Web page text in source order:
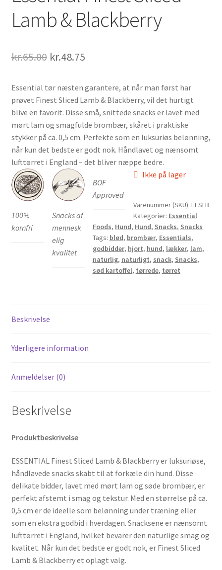
Lamb & Blackberry
kr.65.00 Den
pris
var:
kr.65.00.
kr.48.75Den
pris
er:
kr.48.75.
Essential tør næsten garantere, at når man først har
prøvet Finest Sliced Lamb & Blackberry, vil det hurtigt
blive en favorit. Disse små, snittede snacks er lavet med
mørt lam og smagfulde brombær, skåret i praktiske
stykker på ca. 0,5 cm. Perfekte som en luksuriøs belønning,
når kun det bedste er godt nok. Håndlavet og nænsomt
lufttørret i England – det bliver næppe bedre.
100%
kornfri
Snacks af
mennesk
elig
kvalitet
BOF
Approved
Ikke på lager
Varenummer (SKU): EFSLB
Kategorier: Essential
Foods, Hund, Hund, Snacks, Snacks
Tags: blød, brombær, Essentials,
godbidder, hjort, hund, lækker, lam,
naturlig, naturligt, snack, Snacks,
sød kartoffel, tørrede, tørret
Beskrivelse
Yderligere information
Anmeldelser (0)
Beskrivelse
Produktbeskrivelse
ESSENTIAL Finest Sliced Lamb & Blackberry er luksuriøse,
håndlavede snacks skabt til at forkæle din hund. Disse
delikate bidder, lavet med mørt lam og søde brombær, er
perfekt afstemt i smag og tekstur. Med en størrelse på ca.
0,5 cm er de ideelle som belønning under træning eller
som en ekstra godbid i hverdagen. Snacksene er nænsomt
lufttørret i England, hvilket bevarer den naturlige smag og
kvalitet. Når kun det bedste er godt nok, er Finest Sliced
Lamb & Blackberry et oplagt valg.